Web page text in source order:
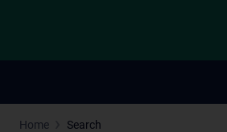
Home Search